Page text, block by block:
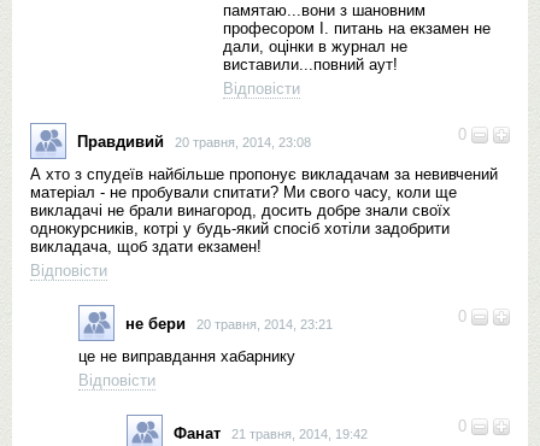
памятаю...вони з шановним
професором І. питань на екзамен не
дали, оцінки в журнал не
виставили...повний аут!
Відповісти
0
Правдивий 20 травня, 2014, 23:08
А хто з спудеїв найбільше пропонує викладачам за невивчений
матеріал - не пробували спитати? Ми свого часу, коли ще
викладачі не брали винагород, досить добре знали своїх
однокурсників, котрі у будь-який спосіб хотіли задобрити
викладача, щоб здати екзамен!
Відповісти
0
не бери 20 травня, 2014, 23:21
це не виправдання хабарнику
Відповісти
0
Фанат 21 травня, 2014, 19:42